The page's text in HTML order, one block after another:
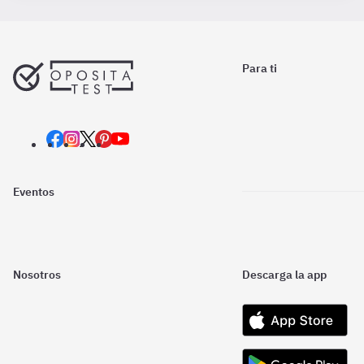
Para ti
Eventos
Nosotros Descarga la app